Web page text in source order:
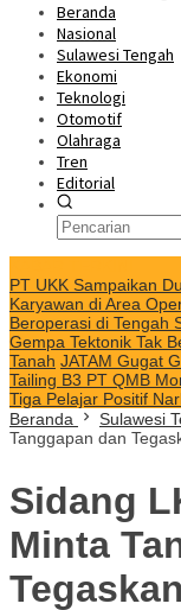
Beranda
Nasional
Sulawesi Tengah
Ekonomi
Teknologi
Otomotif
Olahraga
Tren
Editorial
PT UKK Sampaikan
Karyawan di Area
Beroperasi di Tengah
Gempa Tektonik Tak
Tanah JATAM Gugat
Tailing B3 PT QMB
Tiga Pelajar Positif
Beranda
Sulawesi
Tanggapan dan
Sidang
Minta